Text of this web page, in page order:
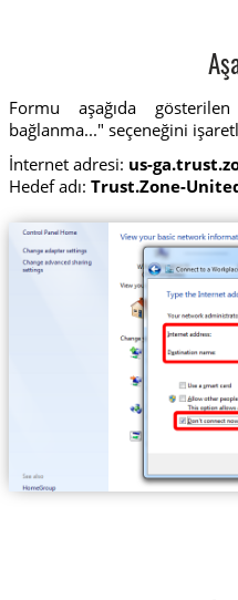
Formu aşağıda
bağlanma..." seçeneğini
İnternet adresi: us-
Hedef adı: Trust.Zone-